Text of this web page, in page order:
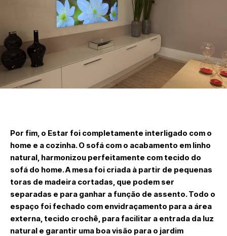
Por fim, o Estar foi completamente interligado com o
home e a cozinha. O sofá com o acabamento em linho
natural, harmonizou perfeitamente com tecido do
sofá do home. A mesa foi criada à partir de pequenas
toras de madeira cortadas, que podem ser
separadas e para ganhar a função de assento. Todo o
espaço foi fechado com envidraçamento para a área
externa, tecido crochê, para facilitar a entrada da luz
natural e garantir uma boa visão para o jardim